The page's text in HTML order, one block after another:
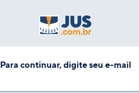
Para continuar, digite seu e-mail